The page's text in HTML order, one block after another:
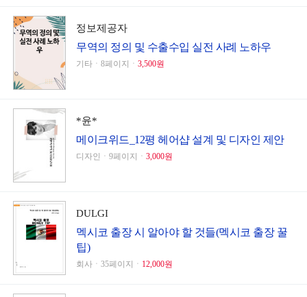
정보제공자
무역의 정의 및 수출수입 실전 사례 노하우
기타ㆍ8페이지ㆍ 3,500원
*윤*
메이크위드_12평 헤어샵 설계 및 디자인 제안
디자인ㆍ9페이지ㆍ 3,000원
DULGI
멕시코 출장 시 알아야 할 것들(멕시코 출장 꿀
팁)
회사ㆍ35페이지ㆍ 12,000원